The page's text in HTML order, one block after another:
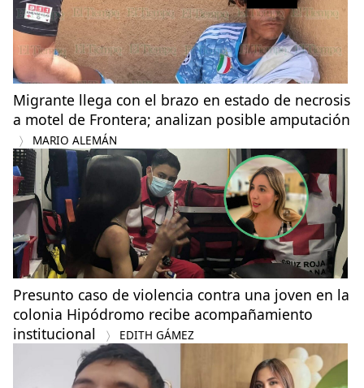
Migrante llega con el brazo en estado de necrosis
a motel de Frontera; analizan posible amputación
MARIO ALEMÁN
Presunto caso de violencia contra una joven en la
colonia Hipódromo recibe acompañamiento
institucional
EDITH GÁMEZ